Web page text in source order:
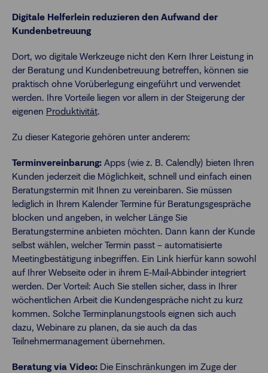
Digitale Helferlein reduzieren den Aufwand der
Kundenbetreuung
Dort, wo digitale Werkzeuge nicht den Kern Ihrer Leistung in
der Beratung und Kundenbetreuung betreffen, können sie
praktisch ohne Vorüberlegung eingeführt und verwendet
werden. Ihre Vorteile liegen vor allem in der Steigerung der
eigenen Produktivität.
Zu dieser Kategorie gehören unter anderem:
Terminvereinbarung: Apps (wie z. B. Calendly) bieten Ihren
Kunden jederzeit die Möglichkeit, schnell und einfach einen
Beratungstermin mit Ihnen zu vereinbaren. Sie müssen
lediglich in Ihrem Kalender Termine für Beratungsgespräche
blocken und angeben, in welcher Länge Sie
Beratungstermine anbieten möchten. Dann kann der Kunde
selbst wählen, welcher Termin passt – automatisierte
Meetingbestätigung inbegriffen. Ein Link hierfür kann sowohl
auf Ihrer Webseite oder in ihrem E-Mail-Abbinder integriert
werden. Der Vorteil: Auch Sie stellen sicher, dass in Ihrer
wöchentlichen Arbeit die Kundengespräche nicht zu kurz
kommen. Solche Terminplanungstools eignen sich auch
dazu, Webinare zu planen, da sie auch da das
Teilnehmermanagement übernehmen.
Beratung via Video: Die Einschränkungen im Zuge der